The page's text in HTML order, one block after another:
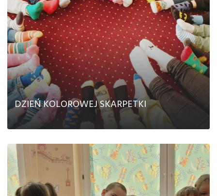
DZIEŃ KOLOROWEJ SKARPETKI
CZYTAJ DALEJ